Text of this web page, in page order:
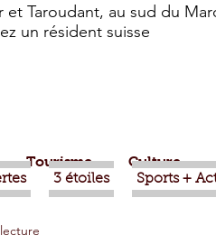
et Taroudant, au sud du
un résident suisse
3 étoiles Sports +
Tourisme Culture
Taroudant